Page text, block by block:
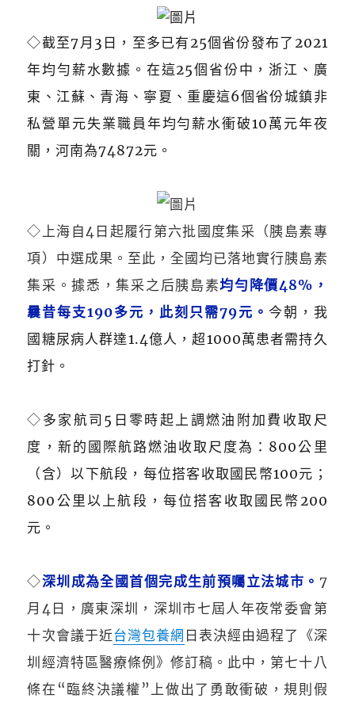
◇截至7月3日，至多已有25個省份發布了2021
年均勻薪水數據。在這25個省份中，浙江、廣
東、江蘇、青海、寧夏、重慶這6個省份城鎮非
私營單元失業職員年均勻薪水衝破10萬元年夜
關，河南為74872元。
◇上海自4日起履行第六批國度集采（胰島素專
項）中選成果。至此，全國均已落地實行胰島素
集采。據悉，集采之后胰島素均勻降價48%，
曩昔每支190多元，此刻只需79元。 今朝，我
國糖尿病人群達1.4億人，超1000萬患者需持久
打針。
◇多家航司5日零時起上調燃油附加費收取尺
度，新的國際航路燃油收取尺度為：800公里
（含）以下航段，每位搭客收取國民幣100元；
800公里以上航段，每位搭客收取國民幣200
元。
◇深圳成為全國首個完成生前預囑立法城市。 7
月4日，廣東深圳，深圳市七屆人年夜常委會第
十次會議于近台灣包養網 日表決經由過程了《深
圳經濟特區醫療條例》修訂稿。此中，第七十八
條在“臨終決議權”上做出了勇敢衝破，規則假